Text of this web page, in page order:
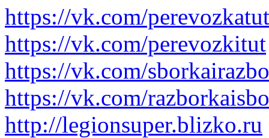
https://vk.com/perevozkatut
https://vk.com/perevozkitut
https://vk.com/
https://vk.com/
http://legionsuper.blizko.ru